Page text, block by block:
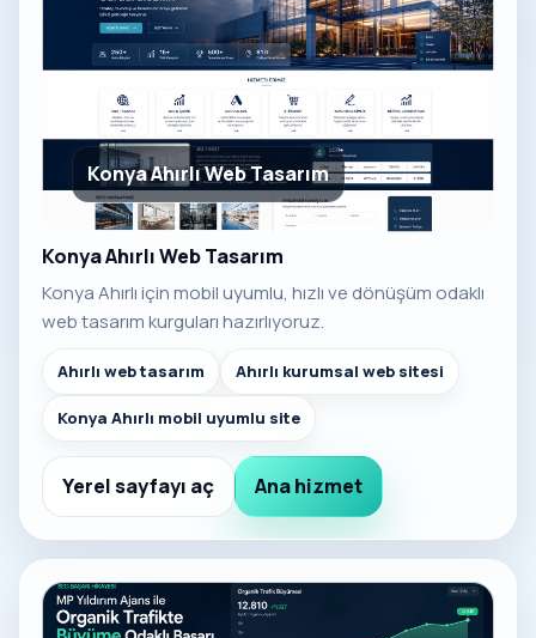
Konya Ahırlı Web Tasarım
Konya Ahırlı Web Tasarım
Konya Ahırlı için mobil uyumlu, hızlı ve dönüşüm odaklı
web tasarım kurguları hazırlıyoruz.
Ahırlı web tasarım Ahırlı kurumsal web sitesi
Konya Ahırlı mobil uyumlu site
Yerel sayfayı aç Ana hizmet